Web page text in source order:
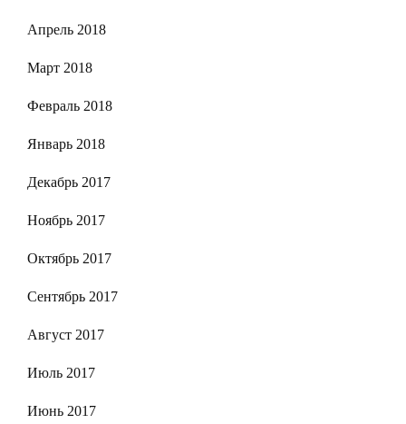
Апрель 2018
Март 2018
Февраль 2018
Январь 2018
Декабрь 2017
Ноябрь 2017
Октябрь 2017
Сентябрь 2017
Август 2017
Июль 2017
Июнь 2017